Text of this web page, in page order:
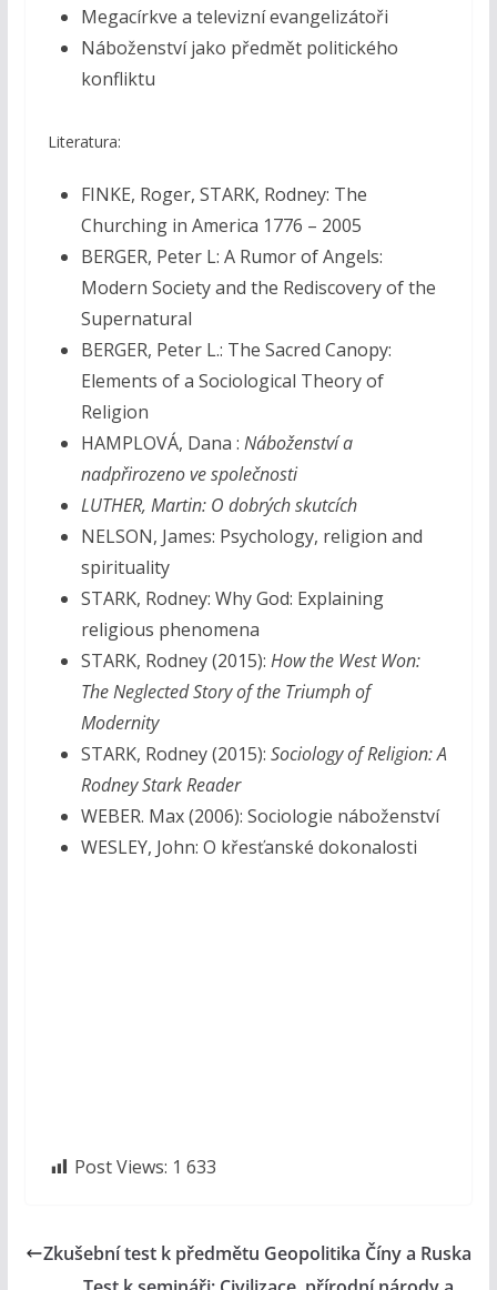
Megacírkve a televizní evangelizátoři
Náboženství jako předmět politického
konfliktu
Literatura:
FINKE, Roger, STARK, Rodney: The
Churching in America 1776 – 2005
BERGER, Peter L: A Rumor of Angels:
Modern Society and the Rediscovery of the
Supernatural
BERGER, Peter L.: The Sacred Canopy:
Elements of a Sociological Theory of
Religion
HAMPLOVÁ, Dana : Náboženství a
nadpřirozeno ve společnosti
LUTHER, Martin: O dobrých skutcích
NELSON, James: Psychology, religion and
spirituality
STARK, Rodney: Why God: Explaining
religious phenomena
STARK, Rodney (2015): How the West Won:
The Neglected Story of the Triumph of
Modernity
STARK, Rodney (2015): Sociology of Religion: A
Rodney Stark Reader
WEBER. Max (2006): Sociologie náboženství
WESLEY, John: O křesťanské dokonalosti
Post Views: 1 633
Zkušební test k předmětu Geopolitika Číny a Ruska